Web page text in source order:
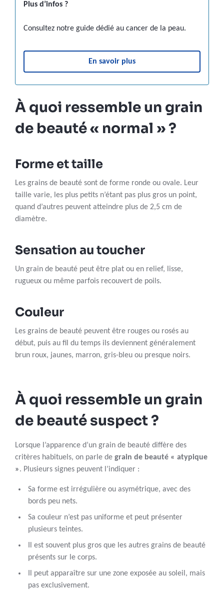
Plus d’infos ?
Consultez notre guide dédié au cancer de la peau.
En savoir plus
À quoi ressemble un grain
de beauté « normal » ?
Forme et taille
Les grains de beauté sont de forme ronde ou ovale. Leur
taille varie, les plus petits n’étant pas plus gros un point,
quand d’autres peuvent atteindre plus de 2,5 cm de
diamètre.
Sensation au toucher
Un grain de beauté peut être plat ou en relief, lisse,
rugueux ou même parfois recouvert de poils.
Couleur
Les grains de beauté peuvent être rouges ou rosés au
début, puis au fil du temps ils deviennent généralement
brun roux, jaunes, marron, gris-bleu ou presque noirs.
À quoi ressemble un grain
de beauté suspect ?
Lorsque l’apparence d’un grain de beauté diffère des
critères habituels, on parle de grain de beauté « atypique
». Plusieurs signes peuvent l’indiquer :
Sa forme est irrégulière ou asymétrique, avec des
bords peu nets.
Sa couleur n’est pas uniforme et peut présenter
plusieurs teintes.
Il est souvent plus gros que les autres grains de beauté
présents sur le corps.
Il peut apparaître sur une zone exposée au soleil, mais
pas exclusivement.